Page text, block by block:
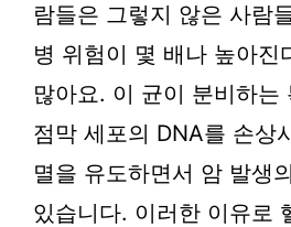
람들은 그렇지 않은 사람
병 위험이 몇 배나 높아진
많아요. 이 균이 분비하는
점막 세포의 DNA를 손상
멸을 유도하면서 암 발생
있습니다. 이러한 이유로